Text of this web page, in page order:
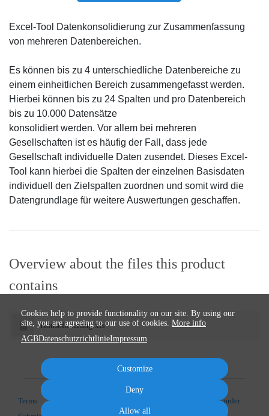
Excel-Tool Datenkonsolidierung zur Zusammenfassung
von mehreren Datenbereichen.
Es können bis zu 4 unterschiedliche Datenbereiche zu
einem einheitlichen Bereich zusammengefasst werden.
Hierbei können bis zu 24 Spalten und pro Datenbereich
bis zu 10.000 Datensätze
konsolidiert werden. Vor allem bei mehreren
Gesellschaften ist es häufig der Fall, dass jede
Gesellschaft individuelle Daten zusendet. Dieses Excel-
Tool kann hierbei die Spalten der einzelnen Basisdaten
individuell den Zielspalten zuordnen und somit wird die
Datengrundlage für weitere Auswertungen geschaffen.
Overview about the files this product
contains
Konsolidierung.xls
Terms Privacy
Cancel order
Cookies help to provide functionality on our site. By using our
site, you are agreeing to our use of cookies. More info
AGBDatenschutzrichtlinieImpressum
Customize
Deny
Allow all